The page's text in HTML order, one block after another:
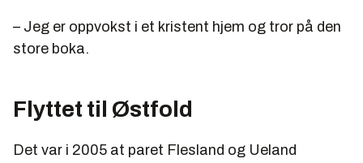
– Jeg er oppvokst i et kristent hjem og tror på den
store boka.
Flyttet til Østfold
Det var i 2005 at paret Flesland og Ueland